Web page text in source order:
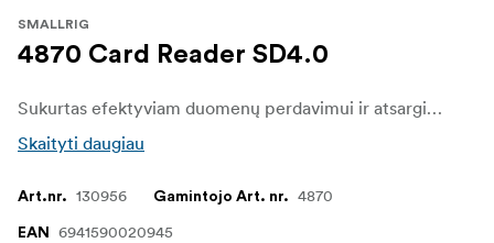
SMALLRIG
4870 Card Reader SD4.0
Sukurtas efektyviam duomenų perdavimui ir atsarginių kopijų kūrimui mobiliuosiuose įrenginiuose ir kompiuteriuose. Jis palaiko įvairias atminties korteles, įskaitant SD, SDHC, SDXC, TF, "Micro SD", "Micro SDXC" ir "Micro SDHC", todėl vienu metu galima skaityti ir rašyti iš SD ir TF kortelių.
Skaityti daugiau
Art.nr. 130956 Gamintojo Art. nr. 4870
EAN 6941590020945